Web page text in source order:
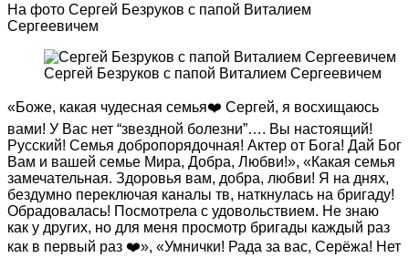
На фото Сергей Безруков с папой Виталием
Сергеевичем
Сергей Безруков с папой Виталием Сергеевичем
«Боже, какая чудесная семья❤️ Сергей, я восхищаюсь
вами! У Вас нет “звездной болезни”…. Вы настоящий!
Русский! Семья добропорядочная! Актер от Бога! Дай Бог
Вам и вашей семье Мира, Добра, Любви!», «Какая семья
замечательная. Здоровья вам, добра, любви! Я на днях,
бездумно переключая каналы тв, наткнулась на бригаду!
Обрадовалась! Посмотрела с удовольствием. Не знаю
как у других, но для меня просмотр бригады каждый раз
как в первый раз ❤️», «Умнички! Рада за вас, Серёжа! Нет